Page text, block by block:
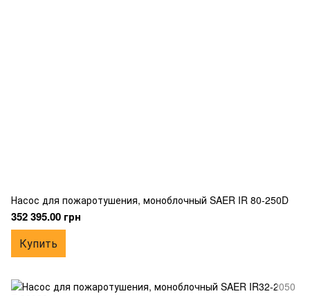
Насос для пожаротушения, моноблочный SAER IR 80-250D
352 395.00 грн
Купить